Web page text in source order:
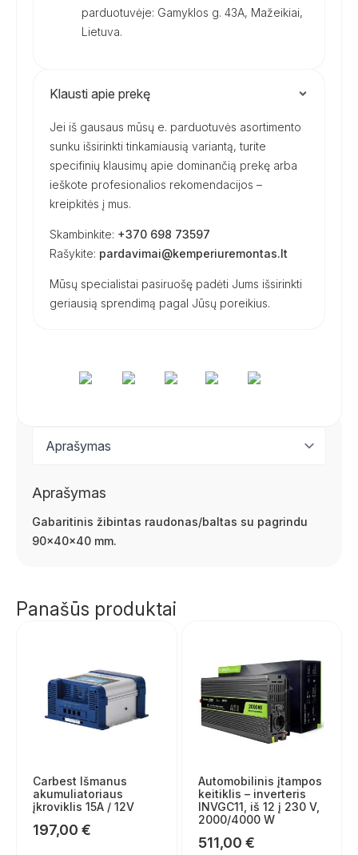
parduotuvėje: Gamyklos g. 43A, Mažeikiai,
Lietuva.
Klausti apie prekę
Jei iš gausaus mūsų e. parduotuvės asortimento
sunku išsirinkti tinkamiausią variantą, turite
specifinių klausimų apie dominančią prekę arba
ieškote profesionalios rekomendacijos –
kreipkitės į mus.
Skambinkite: +370 698 73597
Rašykite: pardavimai@kemperiuremontas.lt
Mūsų specialistai pasiruošę padėti Jums išsirinkti
geriausią sprendimą pagal Jūsų poreikius.
Aprašymas
Gabaritinis žibintas raudonas/baltas su pagrindu
90x40x40 mm.
Panašūs produktai
Carbest Išmanus
akumuliatoriaus
įkroviklis 15A / 12V
197,00 €
Automobilinis įtampos
keitiklis – inverteris
INVGC11, iš 12 į 230 V,
2000/4000 W
511,00 €